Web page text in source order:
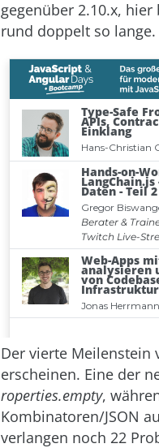
gegenüber 2.10.x,
rund doppelt so lange.
Der vierte Meilenstein
erscheinen. Eine der
roperties.empty,
Kombinatoren/JSON
verlangen noch 22